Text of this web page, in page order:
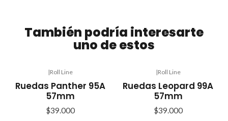
También podría interesarte
uno de estos
|Roll Line
Ruedas Panther 95A
57mm
$39.000
|Roll Line
Ruedas Leopard 99A
57mm
$39.000